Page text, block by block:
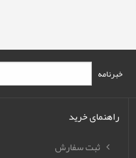
خبرنامه
راهنمای خرید
ثبت سفارش